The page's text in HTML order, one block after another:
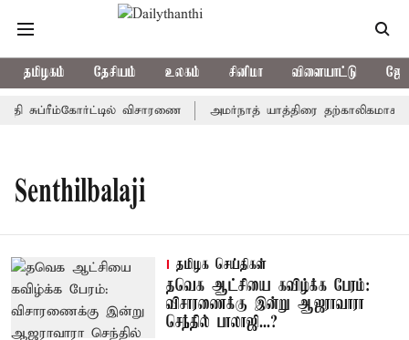
தமிழகம் தேசியம் உலகம் சினிமா விளையாட்டு
சுப்ரீம்கோர்ட்டில் விசாரணை அமர்நாத் யாத்திரை தற்காலிகமாக
Senthilbalaji
தமிழக செய்திகள்
தவெக ஆட்சியை கவிழ்க்க பேரம்:
விசாரணைக்கு இன்று ஆஜராவாரா
செந்தில் பாலாஜி...?